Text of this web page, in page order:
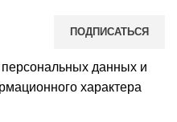
данных и
характера